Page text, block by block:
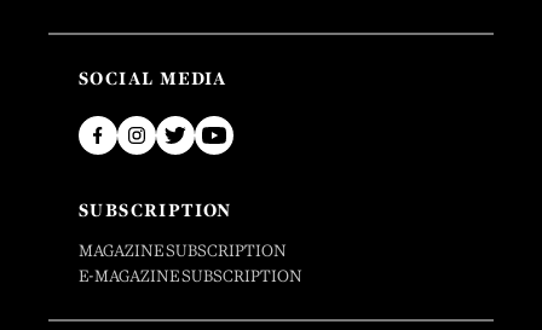
SOCIAL MEDIA
SUBSCRIPTION
MAGAZINE SUBSCRIPTION
E-MAGAZINE SUBSCRIPTION